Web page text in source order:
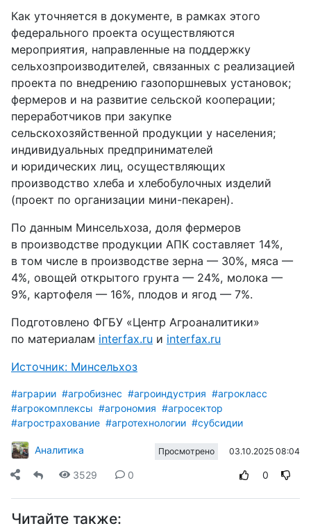
Как уточняется в документе, в рамках этого
федерального проекта осуществляются
мероприятия, направленные на поддержку
сельхозпроизводителей, связанных с реализацией
проекта по внедрению газопоршневых установок;
фермеров и на развитие сельской кооперации;
переработчиков при закупке
сельскохозяйственной продукции у населения;
индивидуальных предпринимателей
и юридических лиц, осуществляющих
производство хлеба и хлебобулочных изделий
(проект по организации мини-пекарен).
По данным Минсельхоза, доля фермеров
в производстве продукции АПК составляет 14%,
в том числе в производстве зерна — 30%, мяса —
4%, овощей открытого грунта — 24%, молока —
9%, картофеля — 16%, плодов и ягод — 7%.
Подготовлено ФГБУ «Центр Агроаналитики»
по материалам interfax.ru и interfax.ru
Источник: Минсельхоз
#аграрии #агробизнес #агроиндустрия #агрокласс
#агрокомплексы #агрономия #агросектор
#агрострахование #агротехнологии #субсидии
Аналитика Просмотрено 03.10.2025 08:04
3529 0 0
Читайте также: